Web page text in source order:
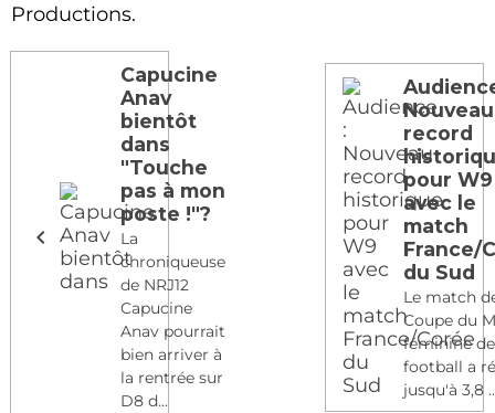
Productions.
Capucine
Anav
bientôt
dans
"Touche
pas à mon
poste !"?
La
chroniqueuse
de NRJ12
Capucine
Anav pourrait
bien arriver à
la rentrée sur
D8 d...
Nouveau
record
pour W9
avec le
match
France/
du Sud
Le match
Coupe du
féminine de
football a
jusqu'à 3,8